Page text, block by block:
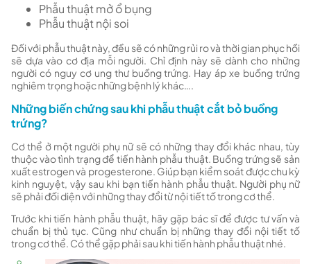
Phẫu thuật mở ổ bụng
Phẫu thuật nội soi
Đối với phẫu thuật này, đều sẽ có những rủi ro và thời gian phục hồi
sẽ dựa vào cơ địa mỗi người. Chỉ định này sẽ dành cho những
người có nguy cơ ung thư buồng trứng. Hay áp xe buồng trứng
nghiêm trọng hoặc những bệnh lý khác….
Những biến chứng sau khi phẫu thuật cắt bỏ buồng
trứng?
Cơ thể ở một người phụ nữ sẽ có những thay đổi khác nhau, tùy
thuộc vào tình trạng để tiến hành phẫu thuật. Buồng trứng sẽ sản
xuất estrogen và progesterone. Giúp bạn kiểm soát được chu kỳ
kinh nguyệt, vậy sau khi bạn tiến hành phẫu thuật. Người phụ nữ
sẽ phải đối diện với những thay đổi từ nội tiết tố trong cơ thể.
Trước khi tiến hành phẫu thuật, hãy gặp bác sĩ để được tư vấn và
chuẩn bị thủ tục. Cũng như chuẩn bị những thay đổi nội tiết tố
trong cơ thể. Có thể gặp phải sau khi tiến hành phẫu thuật nhé.